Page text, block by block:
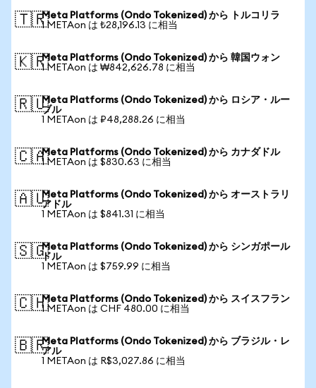
🇹🇷Meta Platforms (Ondo Tokenized) から トルコリラ
1 METAon は ₺28,196.13 に相当
🇰🇷Meta Platforms (Ondo Tokenized) から 韓国ウォン
1 METAon は ₩842,626.78 に相当
🇷🇺Meta Platforms (Ondo Tokenized) から ロシア・ルー
ブル
1 METAon は ₽48,288.26 に相当
🇨🇦Meta Platforms (Ondo Tokenized) から カナダドル
1 METAon は $830.63 に相当
🇦🇺Meta Platforms (Ondo Tokenized) から オーストラリ
アドル
1 METAon は $841.31 に相当
🇸🇬Meta Platforms (Ondo Tokenized) から シンガポール
ドル
1 METAon は $759.99 に相当
🇨🇭Meta Platforms (Ondo Tokenized) から スイスフラン
1 METAon は CHF 480.00 に相当
🇧🇷Meta Platforms (Ondo Tokenized) から ブラジル・レ
アル
1 METAon は R$3,027.86 に相当